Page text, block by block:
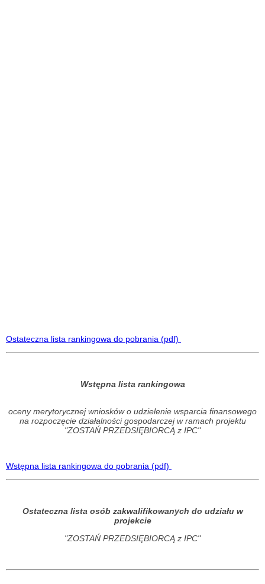
Ostateczna lista rankingowa do pobrania (pdf)
Wstępna lista rankingowa
oceny merytorycznej wniosków o udzielenie wsparcia finansowego
na rozpoczęcie działalności gospodarczej w ramach projektu
"ZOSTAŃ PRZEDSIĘBIORCĄ z IPC"
Wstępna lista rankingowa do pobrania (pdf)
Ostateczna lista osób zakwalifikowanych do udziału w
projekcie
"ZOSTAŃ PRZEDSIĘBIORCĄ z IPC"